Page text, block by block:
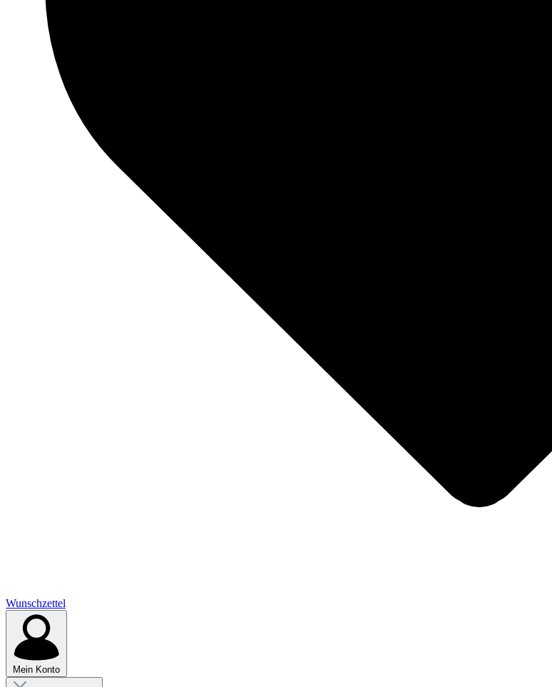
Wunschzettel
Mein Konto